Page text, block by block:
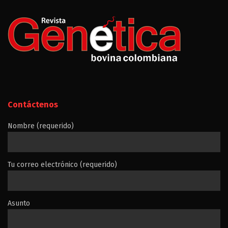
Contáctenos
Nombre (requerido)
Tu correo electrónico (requerido)
Asunto